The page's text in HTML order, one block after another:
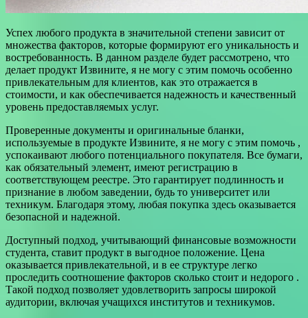
Успех любого продукта в значительной степени зависит от
множества факторов, которые формируют его уникальность и
востребованность. В данном разделе будет рассмотрено, что
делает продукт Извините, я не могу с этим помочь особенно
привлекательным для клиентов, как это отражается в
стоимости, и как обеспечивается надежность и качественный
уровень предоставляемых услуг.
Проверенные документы и оригинальные бланки,
используемые в продукте Извините, я не могу с этим помочь ,
успокаивают любого потенциального покупателя. Все бумаги,
как обязательный элемент, имеют регистрацию в
соответствующем реестре. Это гарантирует подлинность и
признание в любом заведении, будь то университет или
техникум. Благодаря этому, любая покупка здесь оказывается
безопасной и надежной.
Доступный подход, учитывающий финансовые возможности
студента, ставит продукт в выгодное положение. Цена
оказывается привлекательной, и в ее структуре легко
проследить соотношение факторов сколько стоит и недорого .
Такой подход позволяет удовлетворить запросы широкой
аудитории, включая учащихся институтов и техникумов.